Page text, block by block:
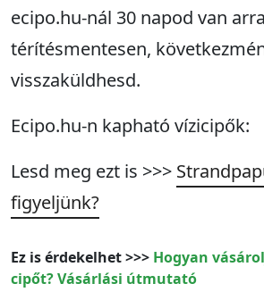
ecipo.hu-nál 30 napod van
térítésmentesen,
visszaküldhesd.
Ecipo.hu-n kapható vízicipők:
Lesd meg ezt is >>>
figyeljünk?
Ez is érdekelhet >>> Hogyan
cipőt? Vásárlási útmutató